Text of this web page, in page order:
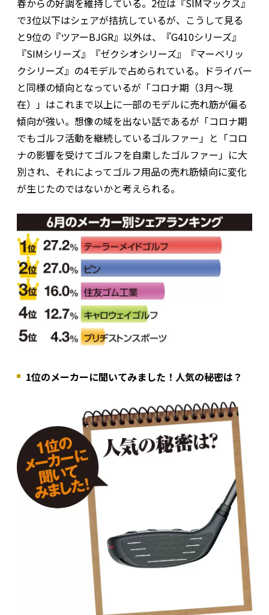
春からの好調を維持している。2位は『SIMマックス』
で3位以下はシェアが拮抗しているが、こうして見る
と9位の『ツアーBJGR』以外は、『G410シリーズ』
『SIMシリーズ』『ゼクシオシリーズ』『マーベリッ
クシリーズ』の4モデルで占められている。ドライバー
と同様の傾向となっているが「コロナ期（3月〜現
在）」はこれまで以上に一部のモデルに売れ筋が偏る
傾向が強い。想像の域を出ない話であるが「コロナ期
でもゴルフ活動を継続しているゴルファー」と「コロ
ナの影響を受けてゴルフを自粛したゴルファー」に大
別され、それによってゴルフ用品の売れ筋傾向に変化
が生じたのではないかと考えられる。
1位のメーカーに聞いてみました！人気の秘密は？